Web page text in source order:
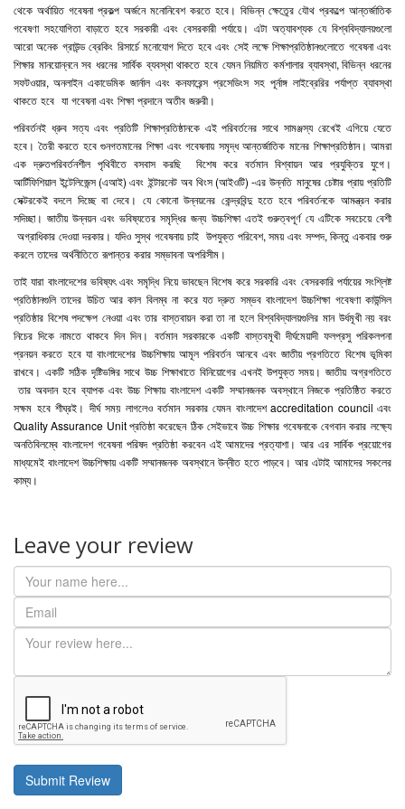
থেকে অর্থায়িত গবেষনা প্রকল্প অর্জনে মনোনিবেশ করতে হবে। বিভিন্ন ক্ষেত্র্রে যৌথ প্রকল্পে আন্তর্জাতিক
গবেষণা সহযোগিতা বাড়াতে হবে সরকারী এবং বেসরকারী পর্যায়ে। এটা অত্যাবশ্যক যে বিশ্ববিদ্যালয়গুলো
আরো অনেক গ্রাউন্ড ব্রেকিং রিসার্চে মনোযোগ দিতে হবে এবং সেই লক্ষে শিক্ষাপ্রতিষ্ঠানগুলোতে গবেষনা এবং
শিক্ষার মানয়োন্ননে সব ধরনের সার্বিক ব্যবস্থা থাকতে হবে যেমন নিয়মিত কর্মশালার ব্যাবস্থা,বিভিন্ন ধরনের
সফটওয়ার, অনলাইন একাডেমিক জার্নাল এবং কনফারেন্স প্রসেডিংস সহ পূর্নাঙ্গ লাইব্রেরির পর্যাপ্ত ব্যাবস্থা
থাকতে হবে যা গবেষনা এবং শিক্ষা প্রদানে অতীব জরুরী।
পরিবর্তনই ধ্রুব সত্য এবং প্রতিটি শিক্ষাপ্রতিষ্ঠানকে এই পরিবর্তনের সাথে সামঞ্জস্য রেখেই এগিয়ে যেতে
হবে। তৈরী করতে হবে গুনগতমানের শিক্ষা এবং গবেষনায় সমৃদ্ধ আন্তর্জাতিক মানের শিক্ষাপ্রতিষ্ঠান। আমরা
এক দ্রুতপরিবর্তনশীল পৃথিবীতে বসবাস করছি বিশেষ করে বর্তমান বিশ্বায়ন আর প্রযুক্তির যুগে।
আর্টিফিশিয়াল ইন্টেলিজেন্স (এআই)এবং ইন্টারনেট অব থিংস(আইওটি) -এর উন্নতি মানুষের চেষ্টার প্রায় প্রতিটি
সেক্টরকেই বদলে দিচ্ছে বা দেবে । যে কোনো উন্নয়নের কেন্দ্রবিন্দু হতে হবে পরিবর্তনকে আমন্ত্রন করার
সদিচ্ছা। জাতীয় উন্নয়ন এবং ভবিষ্যতের সমৃদ্ধির জন্য উচ্চশিক্ষা এতই গুরুত্বপূর্ণ যে এটিকে সবচেয়ে বেশী
অগ্রাধিকার দেওয়া দরকার। যদিও সুস্থ গবেষনায় চাই উপযুক্ত পরিবেশ, সময় এবং সম্পদ, কিন্তু একবার শুরু
করলে তাদের অর্থনীতিতে রূপান্তর করার সম্ভাবনা অপরিসীম।
তাই যারা বাংলাদেশের ভবিষ্যৎ এবং সমৃদ্ধি নিয়ে ভাবছেন বিশেষ করে সরকারি এবং বেসরকারি পর্যায়ের সংশ্লিষ্ট
প্রতিষ্ঠানগুলি তাদের উচিত আর কাল বিলম্ব না করে যত দ্রুত সম্ভব বাংলাদেশ উচ্চশিক্ষা গবেষণা কাউন্সিল
প্রতিষ্ঠার বিশেষ পদক্ষেপ নেওয়া এবং তার বাস্তবায়ন করা তা না হলে বিশ্ববিদ্যালয়গুলির মান উর্ধমূখী নয় বরং
নিচের দিকে নামতে থাকবে দিন দিন। বর্তমান সরকারকে একটি বাস্তবমূখী দীর্ঘমেয়াদী ফলপ্রসু পরিকলপনা
প্রনয়ন করতে হবে যা বাংলাদেশের উচ্চশিক্ষায় আমূল পরিবর্তন আনবে এবং জাতীয় প্রগতিতে বিশেষ ভূমিকা
রাখবে। একটি সঠিক দৃষ্টিভঙ্গির সাথে উচ্চ শিক্ষাখাতে বিনিয়োগের এখনই উপযুক্ত সময়। জাতীয় অগ্রগতিতে
তার অবদান হবে ব্যাপক এবং উচ্চ শিক্ষায় বাংলাদেশ একটি সম্মানজনক অবস্থানে নিজকে প্রতিষ্ঠিত করতে
সক্ষম হবে শীঘ্রই। দীর্ঘ সময় লাগলেও বর্তমান সরকার যেমন বাংলাদেশaccreditation council এবং
Quality Assurance Unitপ্রতিষ্ঠা করেছেন ঠিক সেইভাবে উচ্চ শিক্ষার গবেষনাকে বেগবান করার লক্ষ্যে
অনতিবিলম্বে বাংলাদেশ গবেষনা পরিষদ প্রতিষ্ঠা করবেন এই আমাদের প্রত্যাশা। আর এর সার্বিক প্রয়োগের
মাধ্যমেই বাংলাদেশ উচ্চশিক্ষায় একটি সম্মানজনক অবস্থানে উন্নীত হতে পাড়বে। আর এটাই আমাদের সকলের
কাম্য।
Leave your review
Submit Review